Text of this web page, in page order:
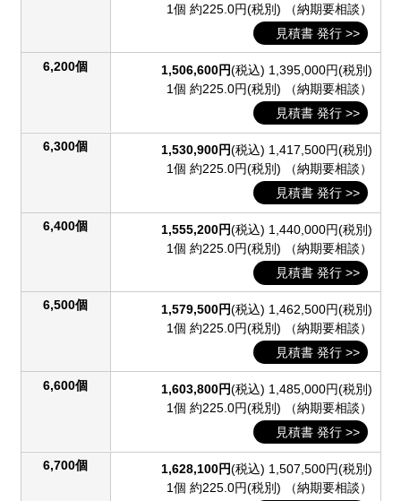
1個 約225.0円(税別) （納期要相談）
見積書 発行 >>
6,200個 1,506,600円(税込) 1,395,000円(税別)
1個 約225.0円(税別) （納期要相談）
見積書 発行 >>
6,300個 1,530,900円(税込) 1,417,500円(税別)
1個 約225.0円(税別) （納期要相談）
見積書 発行 >>
6,400個 1,555,200円(税込) 1,440,000円(税別)
1個 約225.0円(税別) （納期要相談）
見積書 発行 >>
6,500個 1,579,500円(税込) 1,462,500円(税別)
1個 約225.0円(税別) （納期要相談）
見積書 発行 >>
6,600個 1,603,800円(税込) 1,485,000円(税別)
1個 約225.0円(税別) （納期要相談）
見積書 発行 >>
6,700個 1,628,100円(税込) 1,507,500円(税別)
1個 約225.0円(税別) （納期要相談）